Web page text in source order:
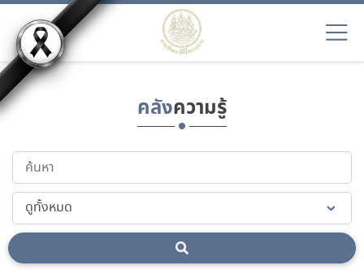
คลังความรู้